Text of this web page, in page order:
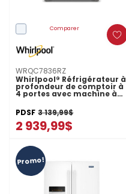
Comparer
WRQC7836RZ
Whirlpool® Réfrigérateur à
profondeur de comptoir à
4 portes avec machine à
glaçons dans la porte de
36 po WRQC7836RZ
PDSF 3 139,99$
2 939,99$
Promo!